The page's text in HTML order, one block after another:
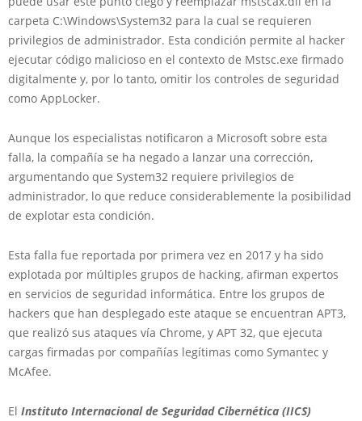
carpeta C:\Windows\System32 para la cual se requieren
privilegios de administrador. Esta condición permite al hacker
ejecutar código malicioso en el contexto de Mstsc.exe firmado
digitalmente y, por lo tanto, omitir los controles de seguridad
como AppLocker.
Aunque los especialistas notificaron a Microsoft sobre esta
falla, la compañía se ha negado a lanzar una corrección,
argumentando que System32 requiere privilegios de
administrador, lo que reduce considerablemente la posibilidad
de explotar esta condición.
Esta falla fue reportada por primera vez en 2017 y ha sido
explotada por múltiples grupos de hacking, afirman expertos
en servicios de seguridad informática. Entre los grupos de
hackers que han desplegado este ataque se encuentran APT3,
que realizó sus ataques vía Chrome, y APT 32, que ejecuta
cargas firmadas por compañías legítimas como Symantec y
McAfee.
El Instituto Internacional de Seguridad Cibernética (IICS)